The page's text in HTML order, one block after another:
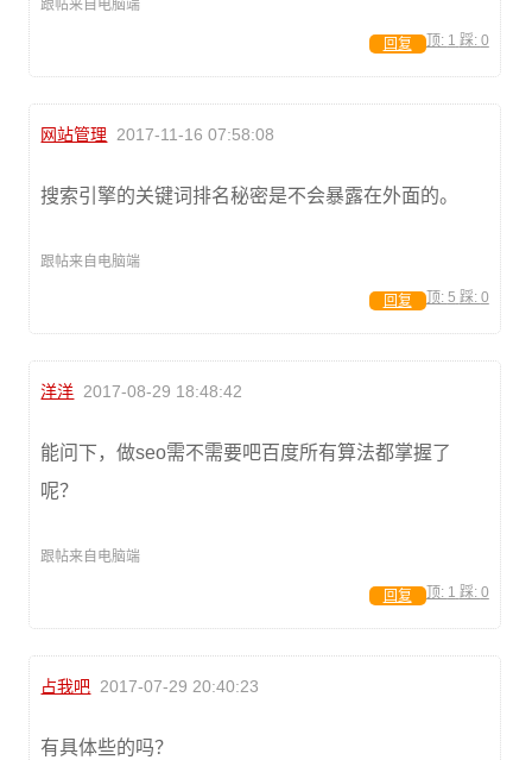
跟帖来自电脑端
顶: 1 踩: 0
回复
网站管理 2017-11-16 07:58:08
搜索引擎的关键词排名秘密是不会暴露在外面的。
跟帖来自电脑端
顶: 5 踩: 0
回复
洋洋 2017-08-29 18:48:42
能问下，做seo需不需要吧百度所有算法都掌握了
呢？
跟帖来自电脑端
顶: 1 踩: 0
回复
占我吧 2017-07-29 20:40:23
有具体些的吗？